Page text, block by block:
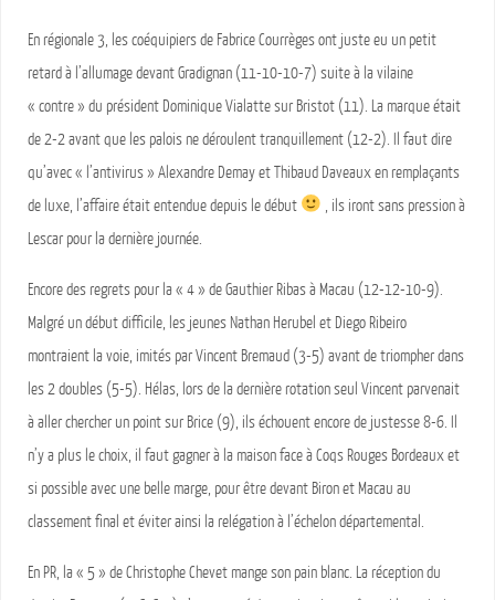
En régionale 3, les coéquipiers de Fabrice Courrèges ont juste eu un petit
retard à l’allumage devant Gradignan (11-10-10-7) suite à la vilaine
« contre » du président Dominique Vialatte sur Bristot (11). La marque était
de 2-2 avant que les palois ne déroulent tranquillement (12-2). Il faut dire
qu’avec « l’antivirus » Alexandre Demay et Thibaud Daveaux en remplaçants
de luxe, l’affaire était entendue depuis le début
, ils iront sans pression à
Lescar pour la dernière journée.
Encore des regrets pour la « 4 » de Gauthier Ribas à Macau (12-12-10-9).
Malgré un début difficile, les jeunes Nathan Herubel et Diego Ribeiro
montraient la voie, imités par Vincent Bremaud (3-5) avant de triompher dans
les 2 doubles (5-5). Hélas, lors de la dernière rotation seul Vincent parvenait
à aller chercher un point sur Brice (9), ils échouent encore de justesse 8-6. Il
n’y a plus le choix, il faut gagner à la maison face à Coqs Rouges Bordeaux et
si possible avec une belle marge, pour être devant Biron et Macau au
classement final et éviter ainsi la relégation à l’échelon départemental.
En PR, la « 5 » de Christophe Chevet mange son pain blanc. La réception du